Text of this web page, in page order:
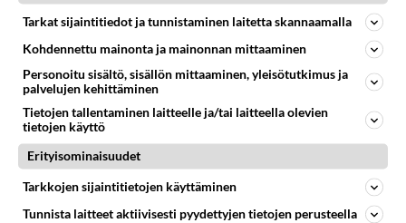
LUETUIMMAT KESKUSTELUT
Martinan bisneksillä ei mene hyvin
1496
05.08.2026 07:23
Kotimaiset julkkisjuorut
31
1219
Tarkat sijaintitiedot ja tunnistaminen laitetta skannaamalla
Kohdennettu mainonta ja mainonnan mittaaminen
Personoitu sisältö, sisällön mittaaminen, yleisötutkimus ja
palvelujen kehittäminen
Tietojen tallentaminen laitteelle ja/tai laitteella olevien
tietojen käyttö
Erityisominaisuudet
Tarkkojen sijaintitietojen käyttäminen
Tunnista laitteet aktiivisesti pyydettyjen tietojen perusteella